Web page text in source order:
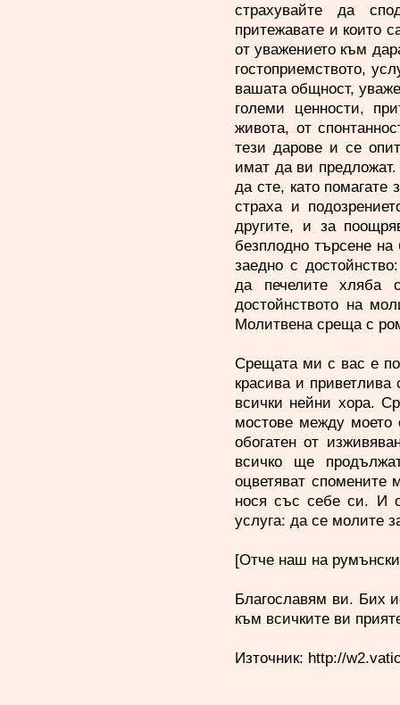
страхувайте да
притежавате и които
от уважението към
гостоприемството,
вашата общност,
големи ценности,
живота, от
тези дарове и се
имат да ви
да сте, като помагате
страха и
другите, и за
безплодно търсене
заедно с
да печелите хляба
достойнството на
Молитвена среща с
Срещата ми с вас е
красива и приветлива
всички нейни хора.
мостове между
обогатен от
всичко ще
оцветяват
нося със себе си. И
услуга: да се молите
[Отче наш на
Благославям ви. Бих
към всичките ви
Източник: http://